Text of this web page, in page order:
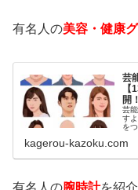
有名人の美容・健康
芸
開！
芸
す
を
い
kagerou-kazoku.com